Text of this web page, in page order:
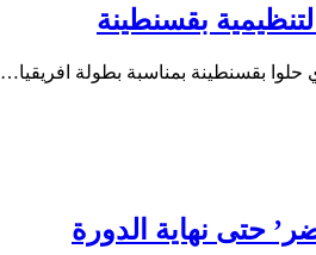
حلوا بقسنطينة بمناسبة بطولة افريقيا…